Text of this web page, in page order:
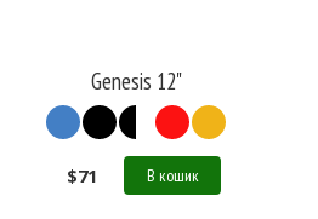
Genesis 12"
$71 В кошик